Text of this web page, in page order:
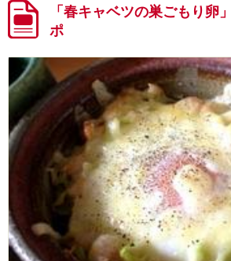
「春キャベツの巣ごもり卵
ポ